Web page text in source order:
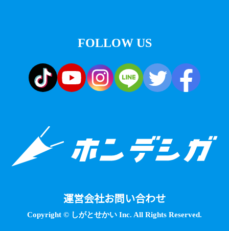
FOLLOW US
運営会社お問い合わせ
Copyright © しがとせかい Inc. All Rights Reserved.